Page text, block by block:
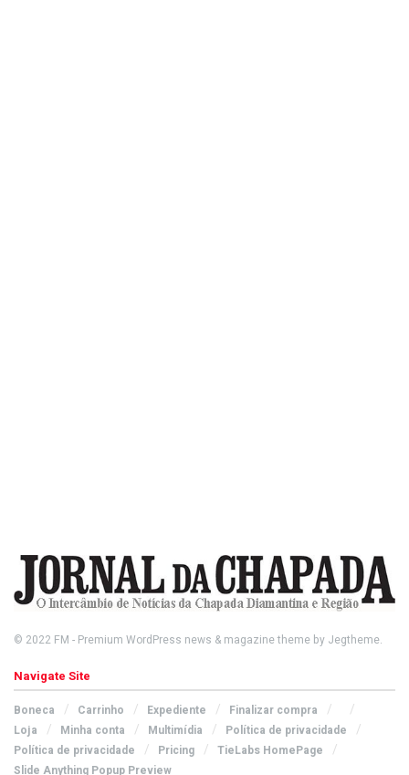
© 2022 FM - Premium WordPress news & magazine theme by Jegtheme.
Navigate Site
Boneca Carrinho Expediente
Finalizar compra
Loja
Minha conta Multimídia
Política de privacidade
Política de privacidade
Pricing
TieLabs HomePage
Slide Anything Popup Preview